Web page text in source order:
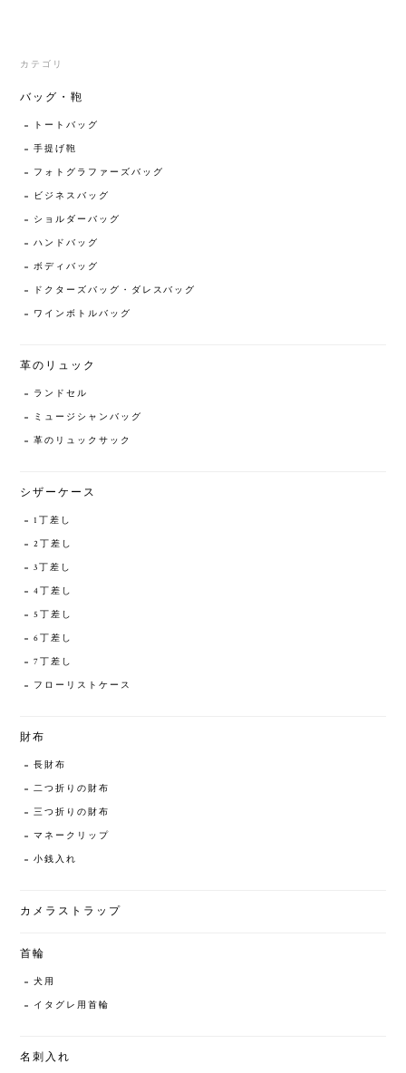
カテゴリ
バッグ・鞄
トートバッグ
手提げ鞄
フォトグラファーズバッグ
ビジネスバッグ
ショルダーバッグ
ハンドバッグ
ボディバッグ
ドクターズバッグ・ダレスバッグ
ワインボトルバッグ
革のリュック
ランドセル
ミュージシャンバッグ
革のリュックサック
シザーケース
1丁差し
2丁差し
3丁差し
4丁差し
5丁差し
6丁差し
7丁差し
フローリストケース
財布
長財布
二つ折りの財布
三つ折りの財布
マネークリップ
小銭入れ
カメラストラップ
首輪
犬用
イタグレ用首輪
名刺入れ